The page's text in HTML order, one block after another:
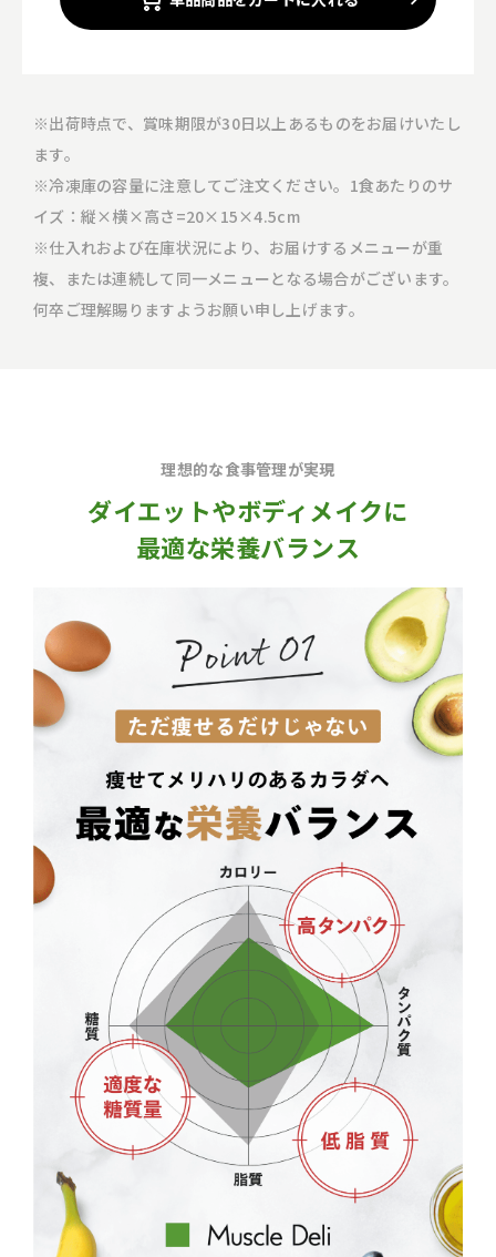
※出荷時点で、賞味期限が30日以上あるものをお届けいたし
ます。
※冷凍庫の容量に注意してご注文ください。1食あたりのサ
イズ：縦×横×高さ=20×15×4.5cm
※仕入れおよび在庫状況により、お届けするメニューが重
複、または連続して同一メニューとなる場合がございます。
何卒ご理解賜りますようお願い申し上げます。
理想的な食事管理が実現
ダイエットやボディメイクに
最適な栄養バランス